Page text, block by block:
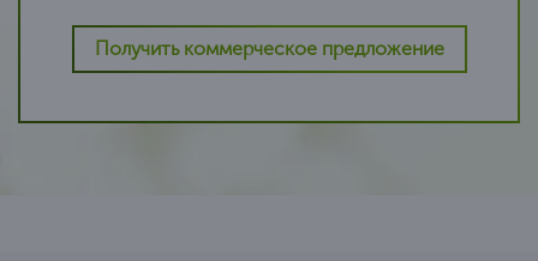
Получить коммерческое предложение